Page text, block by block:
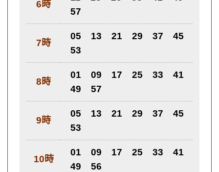
6時
57
7時
05 13 21 29 37
45
53
8時
01 09 17 25 33
41
49
57
9時
05 13 21 29 37
45
53
10時
01 09 17 25 33
41
49
56